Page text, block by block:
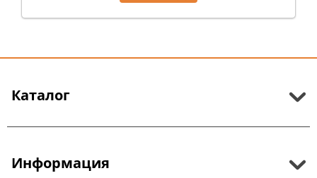
Каталог
Информация